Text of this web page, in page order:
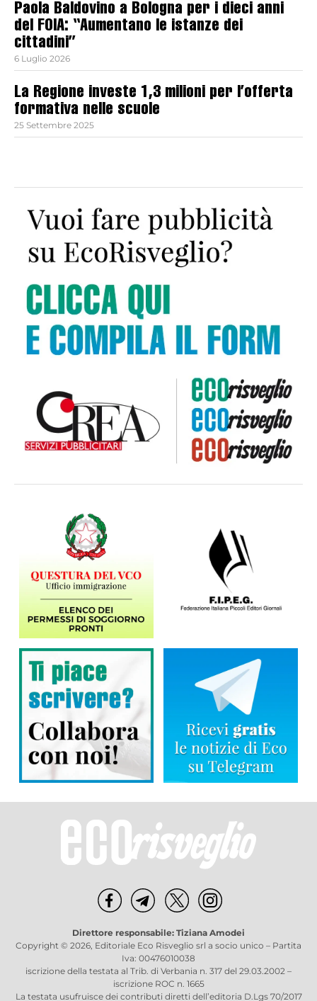
Paola Baldovino a Bologna per i dieci anni
del FOIA: “Aumentano le istanze dei
cittadini”
6 Luglio 2026
La Regione investe 1,3 milioni per l’offerta
formativa nelle scuole
25 Settembre 2025
Direttore responsabile: Tiziana Amodei
Copyright © 2026, Editoriale Eco Risveglio srl a socio unico – Partita
Iva: 00476010038
iscrizione della testata al Trib. di Verbania n. 317 del 29.03.2002 –
iscrizione ROC n. 1665
La testata usufruisce dei contributi diretti dell’editoria D.Lgs 70/2017